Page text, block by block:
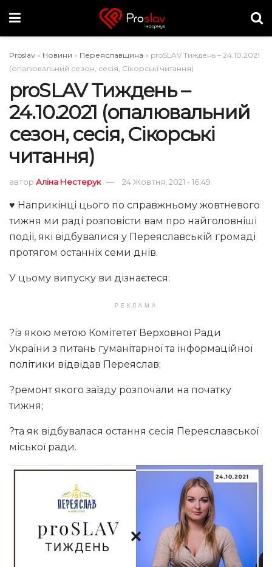
Proslav » Новини » Переяславщина » proSLAV Тиждень – 24.10.2021
(опалювальний сезон, сесія, Сікорські читання)
proSLAV Тиждень –
24.10.2021 (опалювальний
сезон, сесія, Сікорські
читання)
автор Аліна Нестерук 24 Жовтня, 2021 - 16:49
♥️ Наприкінці цього по справжньому жовтневого
тижня ми раді розповісти вам про найголовніші
події, які відбувалися у Переяславській громаді
протягом останніх семи днів.
У цьому випуску ви дізнаєтеся:
РЕКЛАМА
?із якою метою Комітетет Верховної Ради
України з питань гуманітарної та інформаційної
політики відвідав Переяслав;
?ремонт якого заїзду розпочали на початку
тижня;
?та як відбувалася остання сесія Переяславської
міської ради.